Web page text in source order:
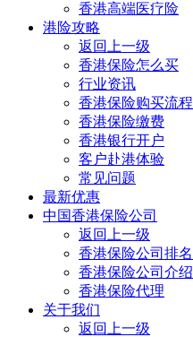
香港高端医疗险
港险攻略
返回上一级
香港保险怎么买
行业资讯
香港保险购买流程
香港保险缴费
香港银行开户
客户赴港体验
常见问题
最新优惠
中国香港保险公司
返回上一级
香港保险公司排名
香港保险公司介绍
香港保险代理
关于我们
返回上一级